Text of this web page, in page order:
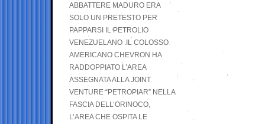
ABBATTERE MADURO ERA
SOLO UN PRETESTO PER
PAPPARSI IL PETROLIO
VENEZUELANO .IL COLOSSO
AMERICANO CHEVRON HA
RADDOPPIATO L’AREA
ASSEGNATA ALLA JOINT
VENTURE “PETROPIAR” NELLA
FASCIA DELL’ORINOCO,
L’AREA CHE OSPITA LE